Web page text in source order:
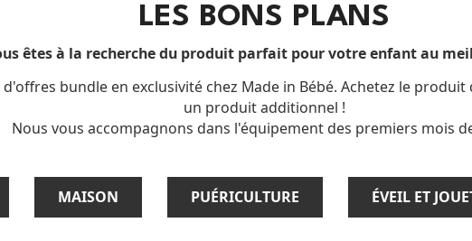
LES BONS PLANS
êtes à la recherche du produit parfait pour votre enfant au
bundle en exclusivité chez Made in Bébé. Achetez le
un produit additionnel !
Nous vous accompagnons dans l'équipement des premiers mois
MAISON PUÉRICULTURE ÉVEIL ET